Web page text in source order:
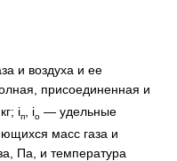
и воздуха и ее
присоединенная и
iп , io — удельные
масс газа и
Па, и температура